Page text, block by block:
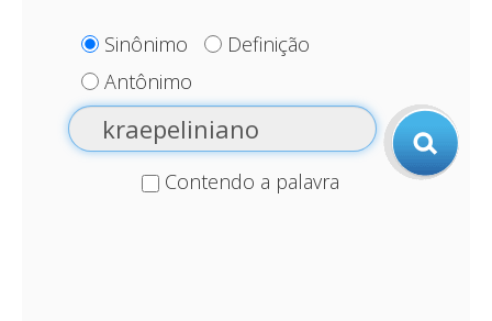
Sinônimo
Definição
Antônimo
Contendo a palavra